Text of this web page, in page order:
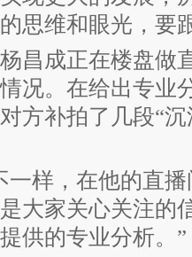
思维和眼光，要
成正在楼盘做
况。在给出专业
方补拍了几段“
样，在他的直播
大家关心关注的
供的专业分析。”